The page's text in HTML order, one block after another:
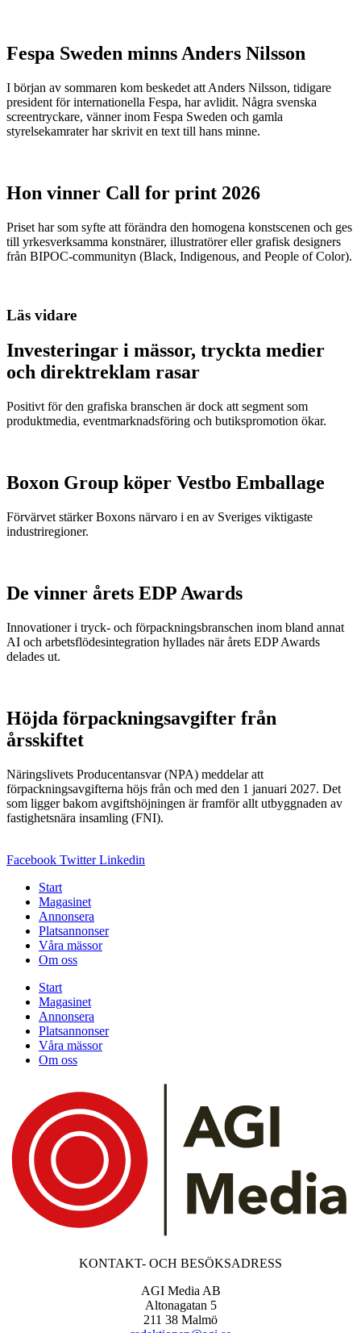
Fespa Sweden minns Anders Nilsson
I början av sommaren kom beskedet att Anders Nilsson, tidigare
president för internationella Fespa, har avlidit. Några svenska
screentryckare, vänner inom Fespa Sweden och gamla
styrelsekamrater har skrivit en text till hans minne.
Hon vinner Call for print 2026
Priset har som syfte att förändra den homogena konstscenen och ges
till yrkesverksamma konstnärer, illustratörer eller grafisk designers
från BIPOC-communityn (Black, Indigenous, and People of Color).
Läs vidare
Investeringar i mässor, tryckta medier
och direktreklam rasar
Positivt för den grafiska branschen är dock att segment som
produktmedia, eventmarknadsföring och butikspromotion ökar.
Boxon Group köper Vestbo Emballage
Förvärvet stärker Boxons närvaro i en av Sveriges viktigaste
industriregioner.
De vinner årets EDP Awards
Innovationer i tryck- och förpackningsbranschen inom bland annat
AI och arbetsflödesintegration hyllades när årets EDP Awards
delades ut.
Höjda förpackningsavgifter från
årsskiftet
Näringslivets Producentansvar (NPA) meddelar att
förpackningsavgifterna höjs från och med den 1 januari 2027. Det
som ligger bakom avgiftshöjningen är framför allt utbyggnaden av
fastighetsnära insamling (FNI).
Facebook Twitter Linkedin
Start
Magasinet
Annonsera
Platsannonser
Våra mässor
Om oss
Start
Magasinet
Annonsera
Platsannonser
Våra mässor
Om oss
KONTAKT- OCH BESÖKSADRESS
AGI Media AB
Altonagatan 5
211 38 Malmö